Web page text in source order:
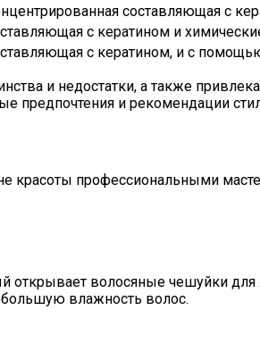
составляющая с
с кератином и
с кератином, и с
и недостатки, а также
предпочтения и рекомендации
красоты профессиональными
волосяные чешуйки для
влажность волос.